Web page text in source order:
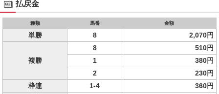
払戻金
種類 馬番 金額
単勝 8 2,070円
複勝
8
510円
1
380円
2
230円
枠連
1-4
360円